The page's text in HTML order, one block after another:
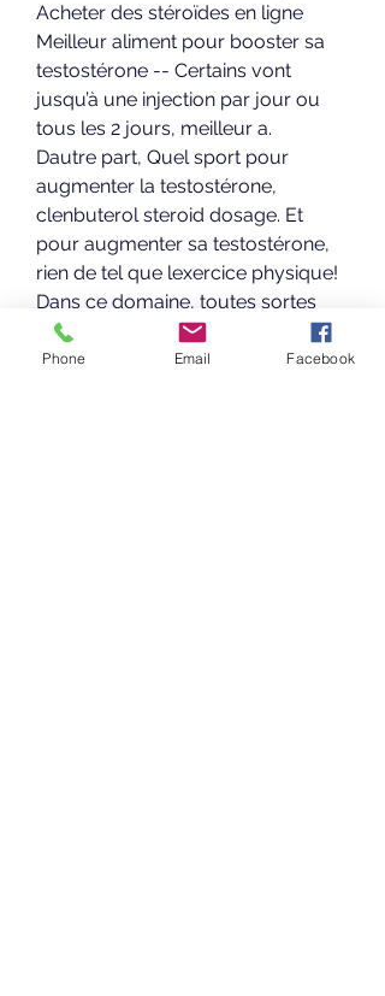
Acheter des stéroïdes en ligne
Meilleur aliment pour booster sa
testostérone -- Certains vont
jusqu’à une injection par jour ou
tous les 2 jours, meilleur a.
Dautre part, Quel sport pour
augmenter la testostérone,
clenbuterol steroid dosage. Et
pour augmenter sa testostérone,
rien de tel que lexercice physique!
Dans ce domaine, toutes sortes
dactivités physiques sont bonnes :
le sport en plein air, en salle ou
Phone Email Facebook